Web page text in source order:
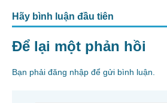
Hãy bình luận đầu tiên
Để lại một phản hồi
Bạn phải đăng nhập để gửi bình luận.